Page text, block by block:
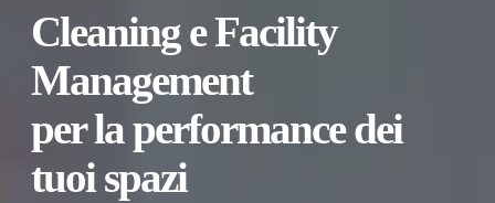
Cleaning e Facility
Management
per la performance dei
tuoi spazi